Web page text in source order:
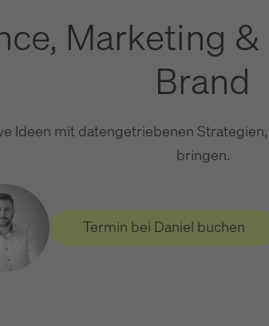
Marketing
Brand
Ideen mit datengetriebenen
bringen.
Termin bei Daniel buchen